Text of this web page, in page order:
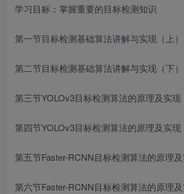
学习目标：掌握重要的目标检测知识
第一节目标检测基础算法讲解与实现（上）
第二节目标检测基础算法讲解与实现（下）
第三节YOLOv3目标检测算法的原理及实现
第四节YOLOv3目标检测算法的原理及实现
第五节Faster-RCNN目标检测算法的原理及
第六节Faster-RCNN目标检测算法的原理及